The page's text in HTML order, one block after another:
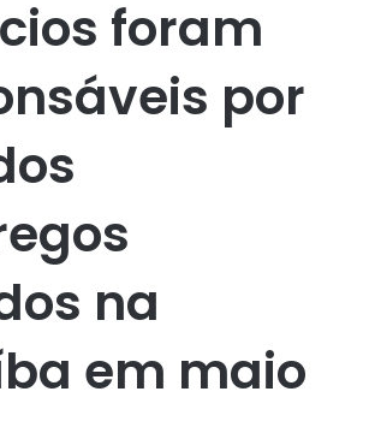
foram
por
na
em maio